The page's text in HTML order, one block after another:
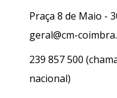
Praça 8 de Maio -
geral@cm-
239 857 500
nacional)